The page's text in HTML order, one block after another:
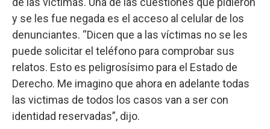
y se les fue negada es el acceso al celular de los
denunciantes. “Dicen que a las víctimas no se les
puede solicitar el teléfono para comprobar sus
relatos. Esto es peligrosísimo para el Estado de
Derecho. Me imagino que ahora en adelante todas
las victimas de todos los casos van a ser con
identidad reservadas”, dijo.